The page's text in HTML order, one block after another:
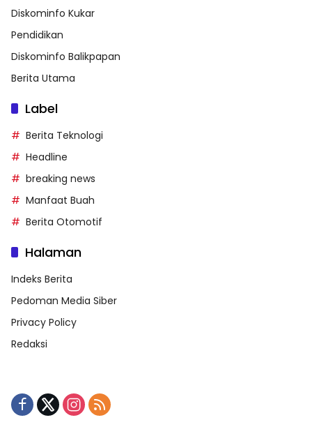
Diskominfo Kukar
Pendidikan
Diskominfo Balikpapan
Berita Utama
Label
Berita Teknologi
Headline
breaking news
Manfaat Buah
Berita Otomotif
Halaman
Indeks Berita
Pedoman Media Siber
Privacy Policy
Redaksi